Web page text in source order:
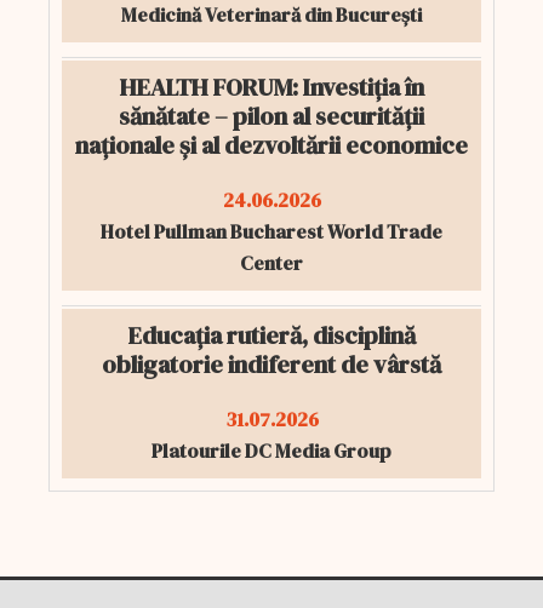
Medicină Veterinară din București
HEALTH FORUM: Investiția în
sănătate – pilon al securității
naționale și al dezvoltării economice
24.06.2026
Hotel Pullman Bucharest World Trade
Center
Educația rutieră, disciplină
obligatorie indiferent de vârstă
31.07.2026
Platourile DC Media Group